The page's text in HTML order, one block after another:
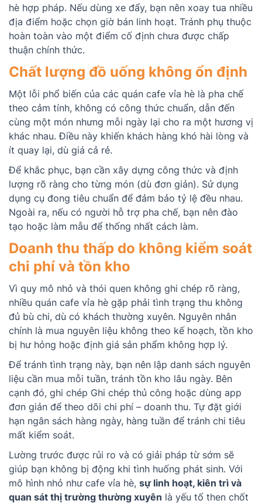
hè hợp pháp. Nếu dùng xe đẩy, bạn nên xoay tua nhiều
địa điểm hoặc chọn giờ bán linh hoạt. Tránh phụ thuộc
hoàn toàn vào một điểm cố định chưa được chấp
thuận chính thức.
Chất lượng đồ uống không ổn định
Một lỗi phổ biến của các quán cafe vỉa hè là pha chế
theo cảm tính, không có công thức chuẩn, dẫn đến
cùng một món nhưng mỗi ngày lại cho ra một hương vị
khác nhau. Điều này khiến khách hàng khó hài lòng và
ít quay lại, dù giá cả rẻ.
Để khắc phục, bạn cần xây dựng công thức và định
lượng rõ ràng cho từng món (dù đơn giản). Sử dụng
dụng cụ đong tiêu chuẩn để đảm bảo tỷ lệ đều nhau.
Ngoài ra, nếu có người hỗ trợ pha chế, bạn nên đào
tạo hoặc làm mẫu để thống nhất cách làm.
Doanh thu thấp do không kiểm soát
chi phí và tồn kho
Vì quy mô nhỏ và thói quen không ghi chép rõ ràng,
nhiều quán cafe vỉa hè gặp phải tình trạng thu không
đủ bù chi, dù có khách thường xuyên. Nguyên nhân
chính là mua nguyên liệu không theo kế hoạch, tồn kho
bị hư hỏng hoặc định giá sản phẩm không hợp lý.
Để tránh tình trạng này, bạn nên lập danh sách nguyên
liệu cần mua mỗi tuần, tránh tồn kho lâu ngày. Bên
cạnh đó, ghi chép Ghi chép thủ công hoặc dùng app
đơn giản để theo dõi chi phí – doanh thu. Tự đặt giới
hạn ngân sách hàng ngày, hàng tuần để tránh chi tiêu
mất kiểm soát.
Lường trước được rủi ro và có giải pháp từ sớm sẽ
giúp bạn không bị động khi tình huống phát sinh. Với
mô hình nhỏ như cafe vỉa hè, sự linh hoạt, kiên trì và
quan sát thị trường thường xuyên là yếu tố then chốt